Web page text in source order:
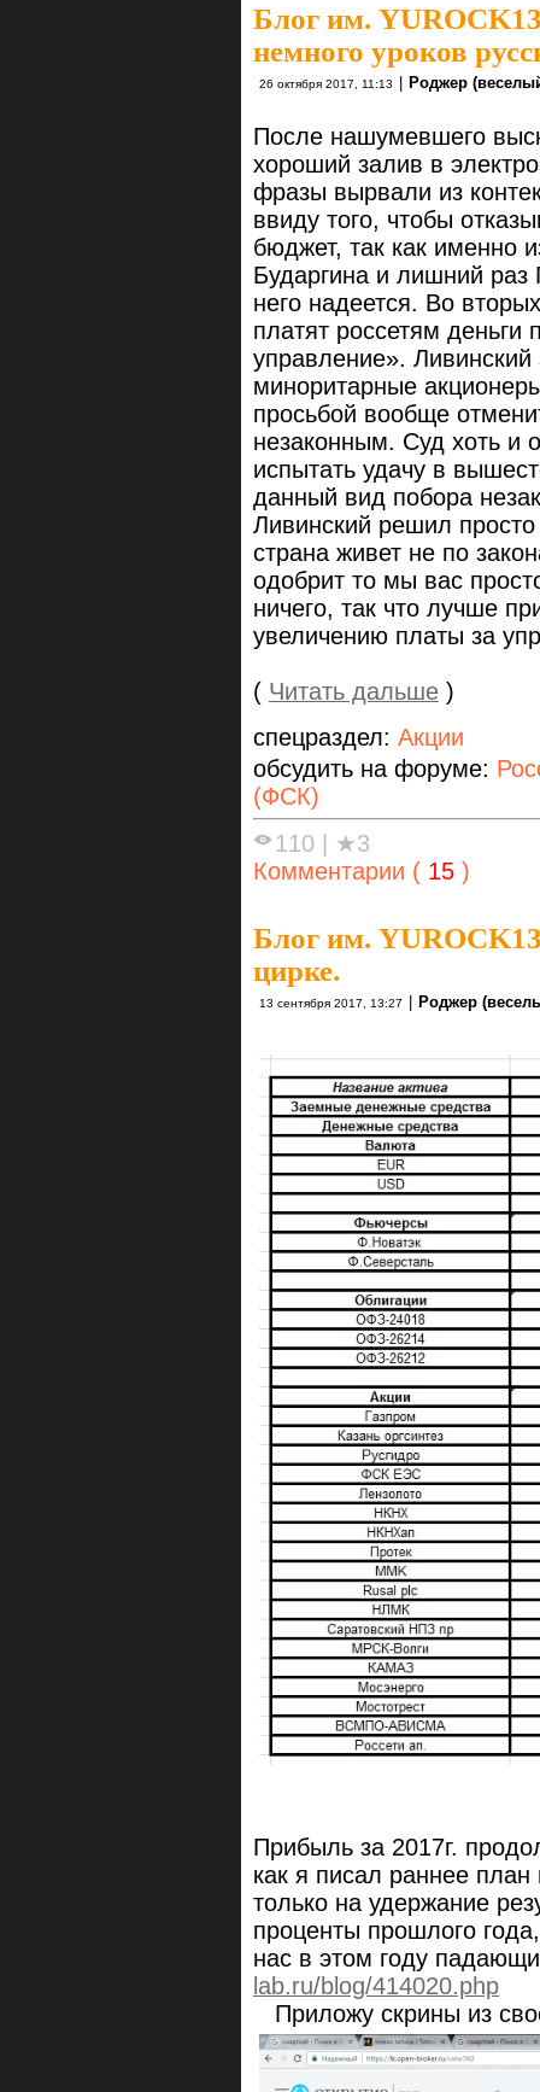
Блог им.
немного уроков
26 октября 2017, 11:13 | Роджер
После нашумевшего
хороший залив в
фразы вырвали из
ввиду того, чтобы
бюджет, так как именно
Бударгина и лишний раз
него надеется. Во
платят россетям
управление». Ливинский
миноритарные
просьбой вообще
незаконным. Суд хоть и
испытать удачу в
данный вид побора
Ливинский решил
страна живет не по
одобрит то мы вас
ничего, так что лучше
увеличению платы за
( Читать дальше )
спецраздел: Акции
обсудить на форуме:
(ФСК)
110
★3
Комментарии ( 15 )
Блог им.
цирке.
13 сентября 2017, 13:27 Роджер
Прибыль за 2017г.
как я писал раннее
только на удержание
проценты прошлого
нас в этом году
lab.ru/blog/414020.php
Приложу скрины из